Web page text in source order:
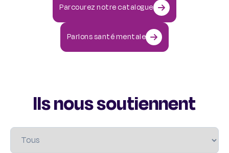
Parcourez notre catalogue
Parlons santé mentale
Ils nous soutiennent